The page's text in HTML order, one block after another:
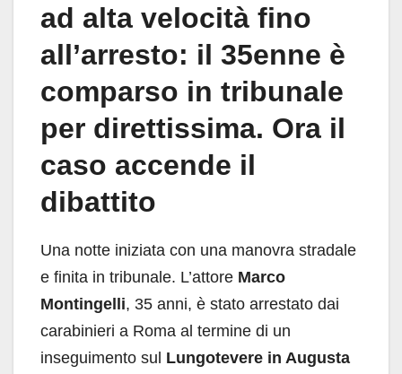
ad alta velocità fino
all’arresto: il 35enne è
comparso in tribunale
per direttissima. Ora il
caso accende il
dibattito
Una notte iniziata con una manovra stradale
e finita in tribunale. L’attore Marco
Montingelli, 35 anni, è stato arrestato dai
carabinieri a Roma al termine di un
inseguimento sul Lungotevere in Augusta